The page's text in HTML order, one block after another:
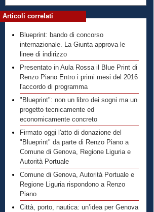
Articoli correlati
Blueprint: bando di concorso
internazionale. La Giunta approva le
linee di indirizzo
Presentato in Aula Rossa il Blue Print di
Renzo Piano Entro i primi mesi del 2016
l'accordo di programma
"Blueprint": non un libro dei sogni ma un
progetto tecnicamente ed
economicamente concreto
Firmato oggi l'atto di donazione del
"Blueprint" da parte di Renzo Piano a
Comune di Genova, Regione Liguria e
Autorità Portuale
Comune di Genova, Autorità Portuale e
Regione Liguria rispondono a Renzo
Piano
Città, porto, nautica: un’idea per Genova